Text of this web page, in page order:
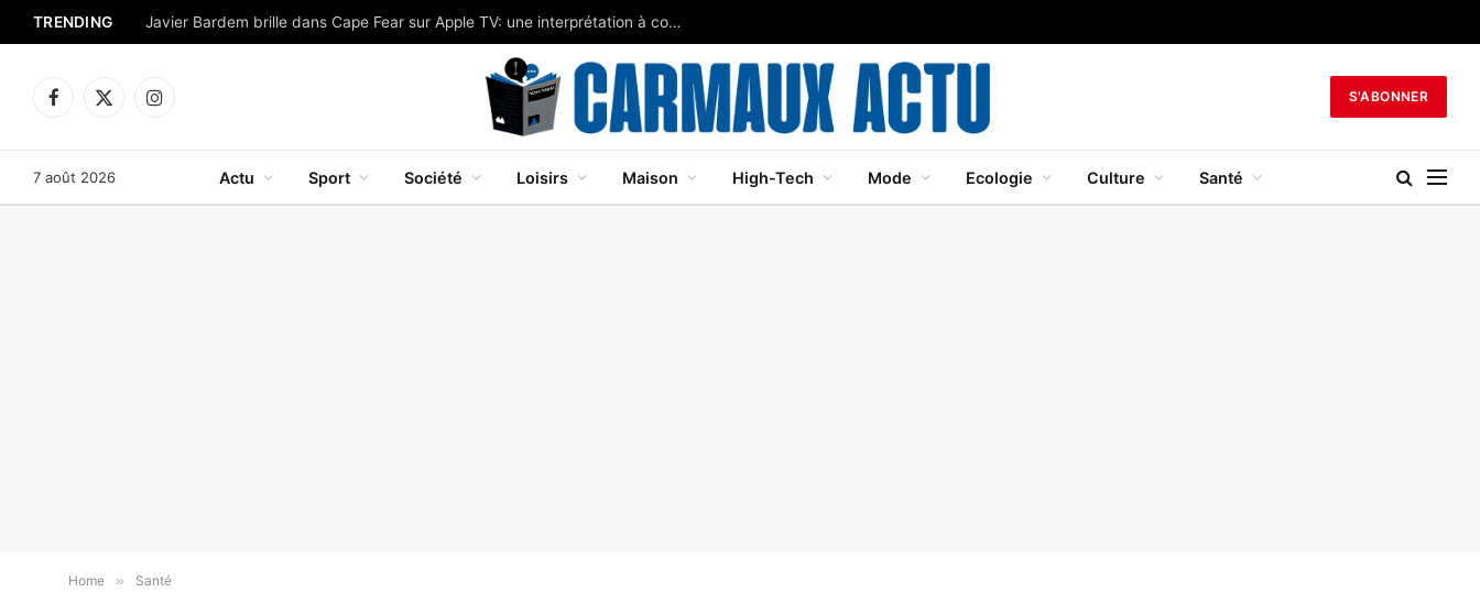
TRENDING Javier Bardem brille dans Cape Fear sur Apple TV: une interprétation à couper le souffle
Facebook
X
Instagram
S'ABONNER
7 août 2026 Actu Sport Société Loisirs Maison High-Tech Mode Ecologie Culture Santé
Home » Santé